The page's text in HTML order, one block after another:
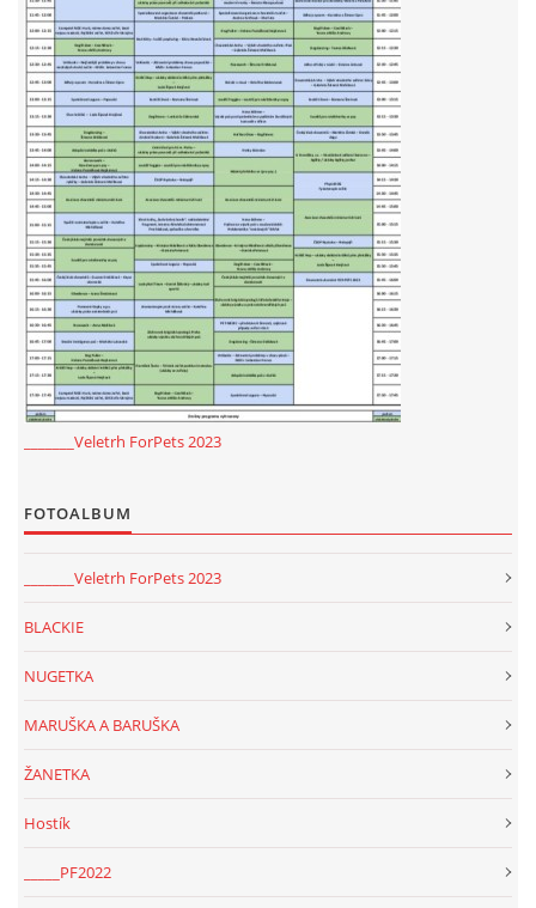
_______Veletrh ForPets 2023
FOTOALBUM
_______Veletrh ForPets 2023
BLACKIE
NUGETKA
MARUŠKA A BARUŠKA
ŽANETKA
Hostík
_____PF2022